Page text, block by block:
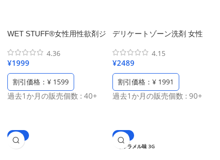
WET STUFF®女性用性欲剤ジ
ポット刺激、貴重な鹿茸の贅
沢配合、 催淫剤ジェル、 ポー
タブル、 6枚入り
4.36
¥1999
割引価格：¥ 1599
過去1か月の販売個数 : 40+
デリケートゾーン洗剤 女性
取り除き、美肌・保湿・消
臭、抗菌・かゆみ止め、黒ず
み対策、純天然の新鮮なバラ
粒子、ヒアルロン酸配合、ロ
ーズフローラルの香り、弱酸
4.15
¥2489
割引価格：¥ 1991
過去1か月の販売個数 : 90+
-66%
-70%
キャラメル味 3G